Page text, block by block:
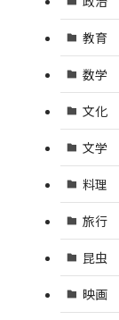
教育
数学
文化
文学
料理
旅行
昆虫
映画